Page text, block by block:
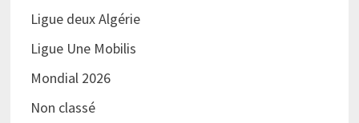
Ligue deux Algérie
Ligue Une Mobilis
Mondial 2026
Non classé